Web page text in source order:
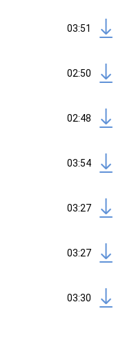
03:51
02:50
02:48
03:54
03:27
03:27
03:30